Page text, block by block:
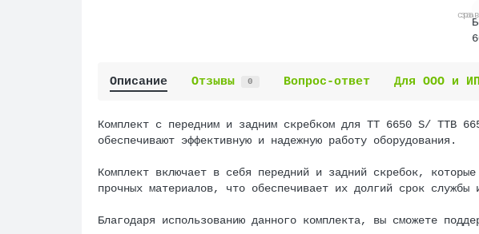
Описание Отзывы 0 Вопрос-ответ Для ООО и ИП
Комплект с передним и задним скребком для ТТ 6650 S/ TTB
обеспечивают эффективную и надежную работу оборудования.
Комплект включает в себя передний и задний скребок,
прочных материалов, что обеспечивает их долгий срок службы
Благодаря использованию данного комплекта, вы сможете